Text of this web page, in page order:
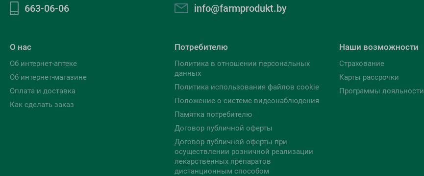
663-06-06 info@farmprodukt.by
О нас
Об интернет-аптеке
Об интернет-магазине
Оплата и доставка
Как сделать заказ
Потребителю
Политика в отношении персональных
данных
Политика использования файлов cookie
Положение о системе видеонаблюдения
Памятка потребителю
Договор публичной оферты
Договор публичной оферты при
осуществлении розничной реализации
лекарственных препаратов
дистанционным способом
Наши возможности
Страхование
Карты рассрочки
Программы лояльности